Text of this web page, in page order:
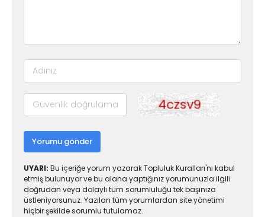
Yorumu gönder
UYARI: Bu içeriğe yorum yazarak Topluluk Kuralları'nı kabul
etmiş bulunuyor ve bu alana yaptığınız yorumunuzla ilgili
doğrudan veya dolaylı tüm sorumluluğu tek başınıza
üstleniyorsunuz. Yazılan tüm yorumlardan site yönetimi
hiçbir şekilde sorumlu tutulamaz.